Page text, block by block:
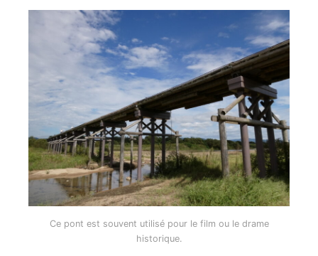
Ce pont est souvent utilisé pour le film ou le drame
historique.